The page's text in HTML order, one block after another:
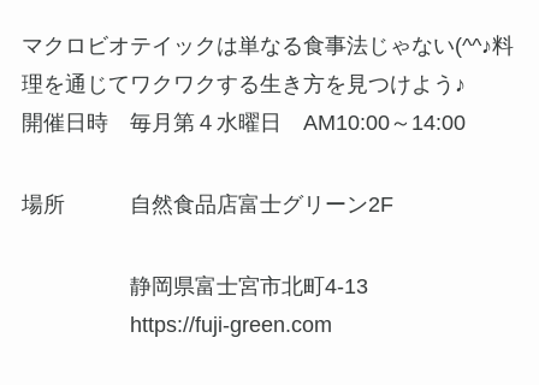
マクロビオテイックは単なる食事法じゃない(^^♪料
理を通じてワクワクする生き方を見つけよう♪
開催日時 毎月第４水曜日 AM10:00～14:00
場所 自然食品店富士グリーン2F
静岡県富士宮市北町4-13
https://fuji-green.com